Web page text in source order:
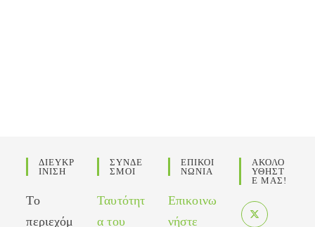
ΔΙΕΥΚΡ
ΙΝΙΣΗ
Το
περιεχόμ
ΣΥΝΔΕ
ΣΜΟΙ
Ταυτότητ
α του
ΕΠΙΚΟΙ
ΝΩΝΙΑ
Επικοινω
νήστε
ΑΚΟΛΟ
ΥΘΗΣΤ
Ε ΜΑΣ!